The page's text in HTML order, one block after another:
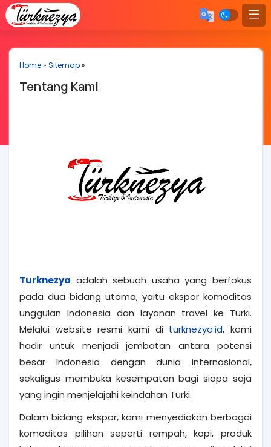
Home» Sitemap»
Tentang Kami
Turknezya adalah sebuah usaha yang berfokus
pada dua bidang utama, yaitu ekspor komoditas
unggulan Indonesia dan layanan travel ke Turki.
Melalui website resmi kami di turknezya.id, kami
hadir untuk menjadi jembatan antara potensi
besar Indonesia dengan dunia internasional,
sekaligus membuka kesempatan bagi siapa saja
yang ingin menjelajahi keindahan Turki.
Dalam bidang ekspor, kami menyediakan berbagai
komoditas pilihan seperti rempah, kopi, produk